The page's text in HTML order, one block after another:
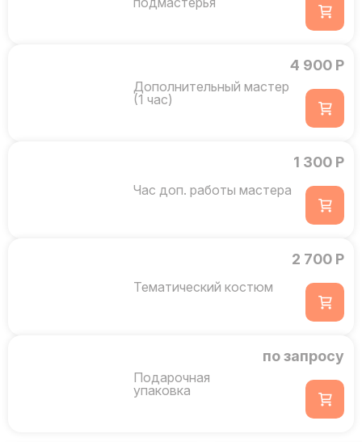
Дополнительный мастер
(1 час)
4 900 Р
Час доп. работы мастера
1 300 Р
Тематический костюм
2 700 Р
Подарочная
упаковка
по запросу